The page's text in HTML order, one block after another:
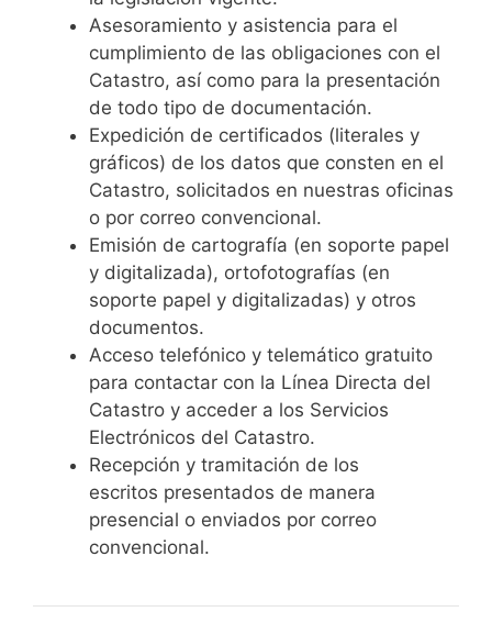
Asesoramiento y asistencia para el
cumplimiento de las obligaciones con el
Catastro, así como para la presentación
de todo tipo de documentación.
Expedición de certificados (literales y
gráficos) de los datos que consten en el
Catastro, solicitados en nuestras oficinas
o por correo convencional.
Emisión de cartografía (en soporte papel
y digitalizada), ortofotografías (en
soporte papel y digitalizadas) y otros
documentos.
Acceso telefónico y telemático gratuito
para contactar con la Línea Directa del
Catastro y acceder a los Servicios
Electrónicos del Catastro.
Recepción y tramitación de los
escritos presentados de manera
presencial o enviados por correo
convencional.